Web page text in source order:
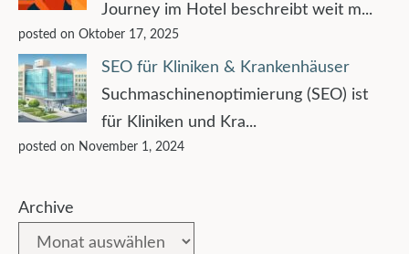
Journey im Hotel beschreibt weit m...
posted on Oktober 17, 2025
SEO für Kliniken & Krankenhäuser
Suchmaschinenoptimierung (SEO) ist
für Kliniken und Kra...
posted on November 1, 2024
Archive